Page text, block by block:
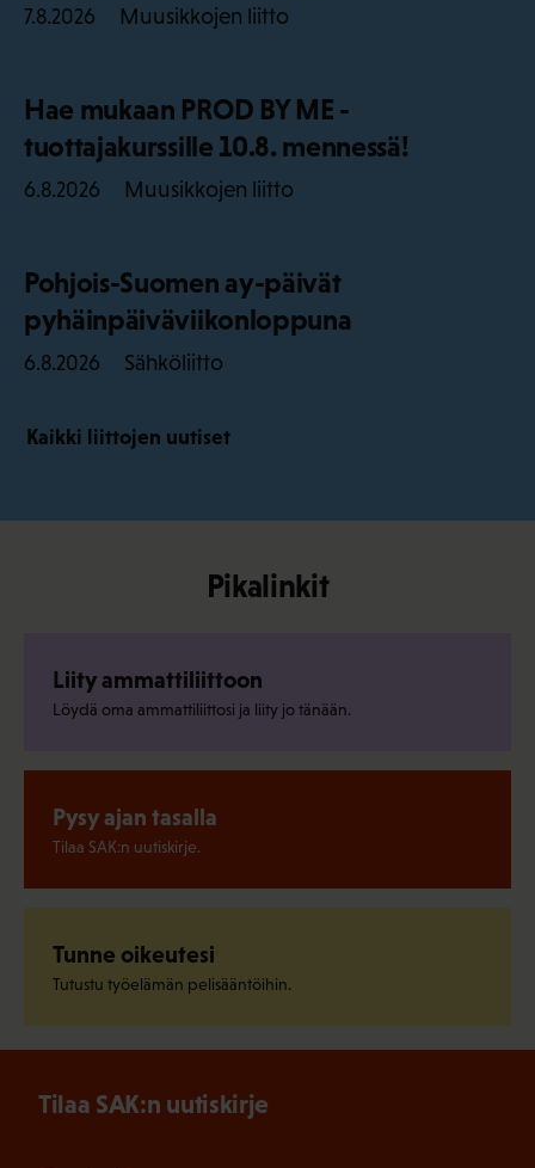
7.8.2026 Muusikkojen liitto
Hae mukaan PROD BY ME -
tuottajakurssille 10.8. mennessä!
6.8.2026 Muusikkojen liitto
Pohjois-Suomen ay-päivät
pyhäinpäiväviikonloppuna
6.8.2026 Sähköliitto
Kaikki liittojen uutiset
Pikalinkit
Liity ammattiliittoon
Löydä oma ammattiliittosi ja liity jo tänään.
Pysy ajan tasalla
Tilaa SAK:n uutiskirje.
Tunne oikeutesi
Tutustu työelämän pelisääntöihin.
Tilaa SAK:n uutiskirje